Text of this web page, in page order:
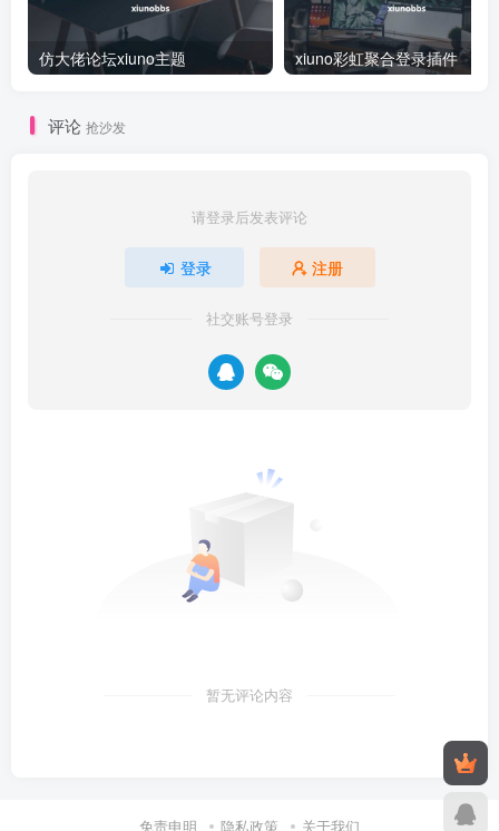
仿大佬论坛xiuno主题 xiuno彩虹聚合登录插件
评论 抢沙发
请登录后发表评论
登录 注册
社交账号登录
暂无评论内容
免责申明 隐私政策 关于我们